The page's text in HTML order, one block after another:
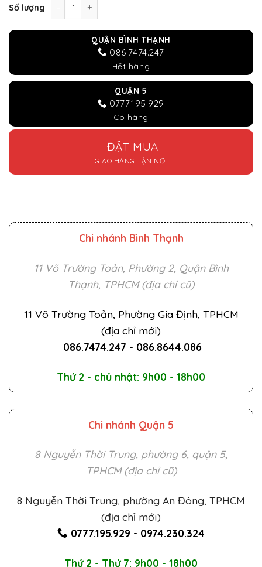
Số lượng
QUẬN BÌNH THẠNH
086.7474.247
Hết hàng
QUẬN 5
0777.195.929
Có hàng
ĐẶT MUA
GIAO HÀNG TẬN NƠI
Chi nhánh Bình Thạnh
11 Võ Trường Toản, Phường 2, Quận Bình
Thạnh, TPHCM (địa chỉ cũ)
11 Võ Trường Toản, Phường Gia Định, TPHCM
(địa chỉ mới)
086.7474.247 - 086.8644.086
Thứ 2 - chủ nhật: 9h00 - 18h00
Chi nhánh Quận 5
8 Nguyễn Thời Trung, phường 6, quận 5,
TPHCM (địa chỉ cũ)
8 Nguyễn Thời Trung, phường An Đông, TPHCM
(địa chỉ mới)
0777.195.929 - 0974.230.324
Thứ 2 - Thứ 7: 9h00 - 18h00